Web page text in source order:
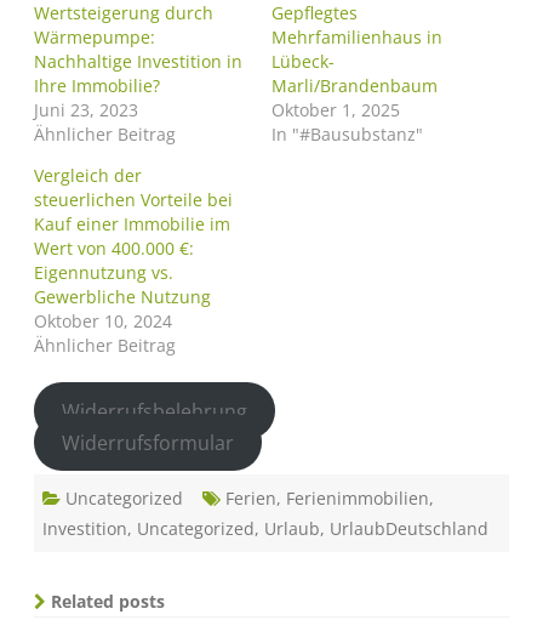
Wertsteigerung durch
Wärmepumpe:
Nachhaltige Investition in
Ihre Immobilie?
Juni 23, 2023
Ähnlicher Beitrag
Gepflegtes
Mehrfamilienhaus in
Lübeck-
Marli/Brandenbaum
Oktober 1, 2025
In "#Bausubstanz"
Vergleich der
steuerlichen Vorteile bei
Kauf einer Immobilie im
Wert von 400.000 €:
Eigennutzung vs.
Gewerbliche Nutzung
Oktober 10, 2024
Ähnlicher Beitrag
Widerrufsbelehrung
Widerrufsformular
Uncategorized Ferien, Ferienimmobilien,
Investition, Uncategorized, Urlaub, UrlaubDeutschland
Related posts